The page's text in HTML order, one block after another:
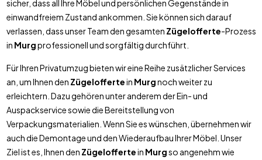
sicher, dass all Ihre Möbel und persönlichen Gegenstände in
einwandfreiem Zustand ankommen. Sie können sich darauf
verlassen, dass unser Team den gesamten Zügelofferte-Prozess
in Murgprofessionell und sorgfältig durchführt.
Für Ihren Privatumzug bieten wir eine Reihe zusätzlicher Services
an, um Ihnen den Zügeloffertein Murgnoch weiter zu
erleichtern. Dazu gehören unter anderem der Ein- und
Auspackservice sowie die Bereitstellung von
Verpackungsmaterialien. Wenn Sie es wünschen, übernehmen wir
auch die Demontage und den Wiederaufbau Ihrer Möbel. Unser
Ziel ist es, Ihnen den Zügeloffertein Murgso angenehm wie